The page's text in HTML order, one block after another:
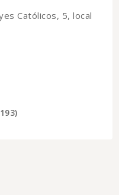
Católicos, 5, local
193)